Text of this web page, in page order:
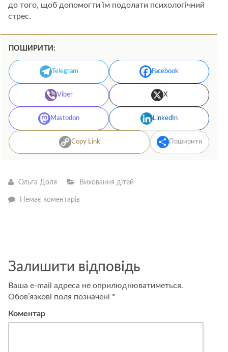
до того, щоб допомогти їм подолати психологічний
стрес.
ПОШИРИТИ:
Telegram Facebook
Viber X
Mastodon LinkedIn
Copy Link Поширити
Ольга Доля Виховання дітей
Немає коментарів—
знаходяться
у
Залишити відповідь
Ваша e-mail адреса не оприлюднюватиметься.
Обов’язкові поля позначені *
Коментар